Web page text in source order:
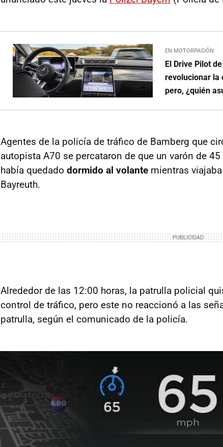
EN MOTORPASIÓN
El Drive Pilot
revolucionar la
pero, ¿quién
Agentes de la policía de tráfico de Bamberg que
autopista A70 se percataron de que un varón de
había quedado dormido al volante mientras
Bayreuth.
Alrededor de las 12:00 horas, la patrulla policial
control de tráfico, pero este no reaccionó a las
patrulla, según el comunicado de la policía.